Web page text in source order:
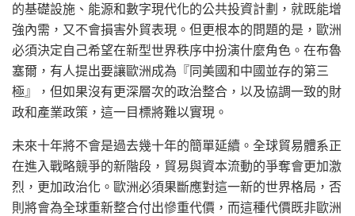
的基礎設施、能源和數字現代化的公共投資計劃，就既能增
強內需，又不會損害外貿表現。但更根本的問題的是，歐洲
必須決定自己希望在新型世界秩序中扮演什麼角色。在布魯
塞爾，有人提出要讓歐洲成為『同美國和中國並存的第三
極』，但如果沒有更深層次的政治整合，以及協調一致的財
政和產業政策，這一目標將難以實現。
未來十年將不會是過去幾十年的簡單延續。全球貿易體系正
在進入戰略競爭的新階段，貿易與資本流動的爭奪會更加激
烈，更加政治化。歐洲必須果斷應對這一新的世界格局，否
則將會為全球重新整合付出慘重代價，而這種代價既非歐洲